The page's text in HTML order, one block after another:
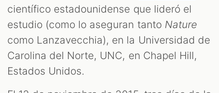
científico estadounidense que lideró el
estudio (como lo aseguran tanto Nature
como Lanzavecchia), en la Universidad de
Carolina del Norte, UNC, en Chapel Hill,
Estados Unidos.